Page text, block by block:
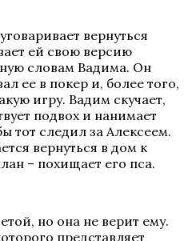
вернуться
ей свою версию
словам Вадима. Он
ее в покер и, более того,
игру. Вадим скучает,
подвох и нанимает
тот следил за Алексеем.
вернуться в дом к
– похищает его пса.
но она не верит ему.
представляет